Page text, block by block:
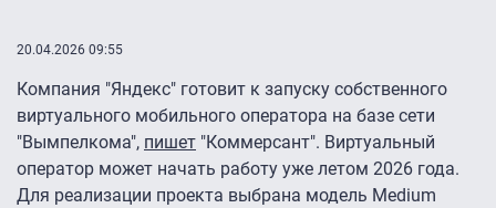
20.04.2026 09:55
Компания "Яндекс" готовит к запуску собственного
виртуального мобильного оператора на базе сети
"Вымпелкома", пишет "Коммерсант". Виртуальный
оператор может начать работу уже летом 2026 года.
Для реализации проекта выбрана модель Medium